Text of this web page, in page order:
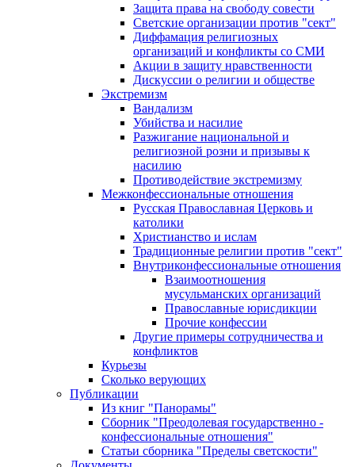
Защита права на свободу совести
Светские организации против "сект"
Диффамация религиозных
организаций и конфликты со СМИ
Акции в защиту нравственности
Дискуссии о религии и обществе
Экстремизм
Вандализм
Убийства и насилие
Разжигание национальной и
религиозной розни и призывы к
насилию
Противодействие экстремизму
Межконфессиональные отношения
Русская Православная Церковь и
католики
Христианство и ислам
Традиционные религии против "сект"
Внутриконфессиональные отношения
Взаимоотношения
мусульманских организаций
Православные юрисдикции
Прочие конфессии
Другие примеры сотрудничества и
конфликтов
Курьезы
Сколько верующих
Публикации
Из книг "Панорамы"
Сборник "Преодолевая государственно -
конфессиональные отношения"
Статьи сборника "Пределы светскости"